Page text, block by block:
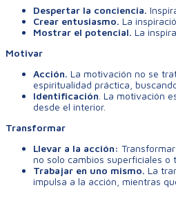
Despertar la conciencia.
Crear entusiasmo. La
Mostrar el potencial. La
Motivar
Acción. La motivación no se
espiritualidad práctica,
Identificación . La motivación
desde el interior.
Transformar
Llevar a la acción:
no solo cambios superficiales o
Trabajar en uno mismo. La
impulsa a la acción, mientras